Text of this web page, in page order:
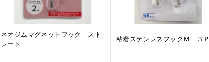
ネオジムマグネットフック スト
レート
粘着ステンレスフックＭ ３Ｐ